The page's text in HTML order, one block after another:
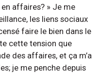
affaires? » Je me
les liens sociaux
faire le bien dans le
cette tension que
des affaires, et ça m’a
je me penche depuis